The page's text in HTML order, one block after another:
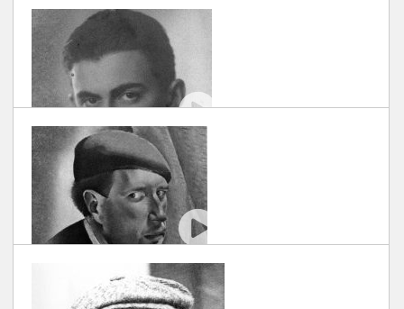
SCRIS DE DOCUART| 30/11/2018
#EROIUITATI: MARCEL IANCU
SCRIS DE DOCUART | 30/11/2018
#EROIUITATI: ANTON GOLOPENȚIA
| 30/11/2018